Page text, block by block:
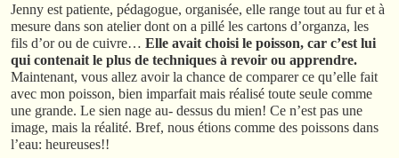
Jenny est patiente, pédagogue, organisée, elle range tout au fur et à
mesure dans son atelier dont on a pillé les cartons d’organza, les
fils d’or ou de cuivre… Elle avait choisi le poisson, car c’est lui
qui contenait le plus de techniques à revoir ou apprendre.
Maintenant, vous allez avoir la chance de comparer ce qu’elle fait
avec mon poisson, bien imparfait mais réalisé toute seule comme
une grande. Le sien nage au- dessus du mien! Ce n’est pas une
image, mais la réalité. Bref, nous étions comme des poissons dans
l’eau: heureuses!!